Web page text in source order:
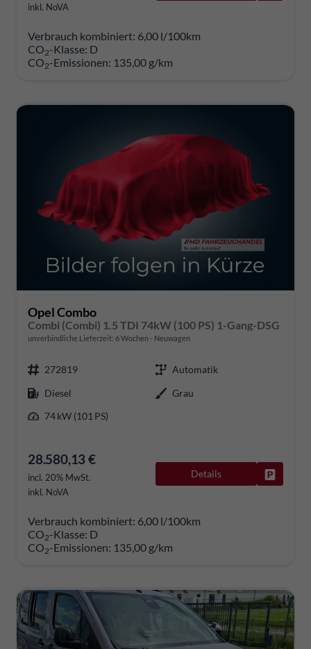
inkl. NoVA
Verbrauch kombiniert: 6,00 l/100km
CO2-Klasse: D
CO2-Emissionen: 135,00 g/km
Opel Combo
Combi (Combi) 1.5 TDI 74kW (100 PS) 1-Gang-DSG
unverbindliche Lieferzeit: 6 Wochen Neuwagen
272819
Automatik
Diesel
Grau
74 kW (101 PS)
28.580,13 €
incl. 20% MwSt.
inkl. NoVA
Details
Verbrauch kombiniert: 6,00 l/100km
CO2-Klasse: D
CO2-Emissionen: 135,00 g/km